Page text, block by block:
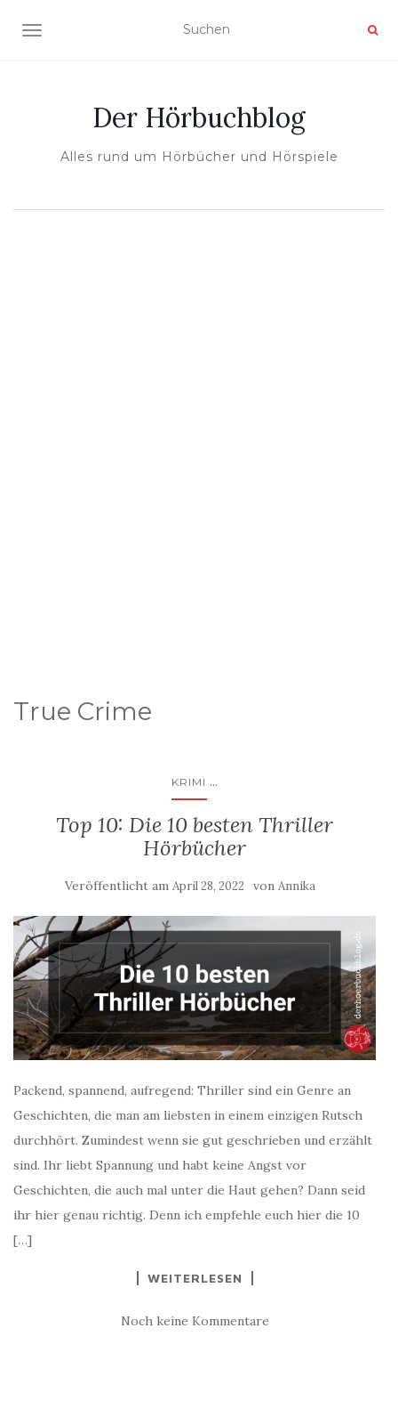
NAVIGATION UMSCHALTEN
Der Hörbuchblog
Alles rund um Hörbücher und Hörspiele
True Crime
KRIMI ...
Top 10: Die 10 besten Thriller
Hörbücher
Veröffentlicht am April 28, 2022 von Annika
Packend, spannend, aufregend: Thriller sind ein Genre an
Geschichten, die man am liebsten in einem einzigen Rutsch
durchhört. Zumindest wenn sie gut geschrieben und erzählt
sind. Ihr liebt Spannung und habt keine Angst vor
Geschichten, die auch mal unter die Haut gehen? Dann seid
ihr hier genau richtig. Denn ich empfehle euch hier die 10
[…]
WEITERLESEN
Noch keine Kommentare